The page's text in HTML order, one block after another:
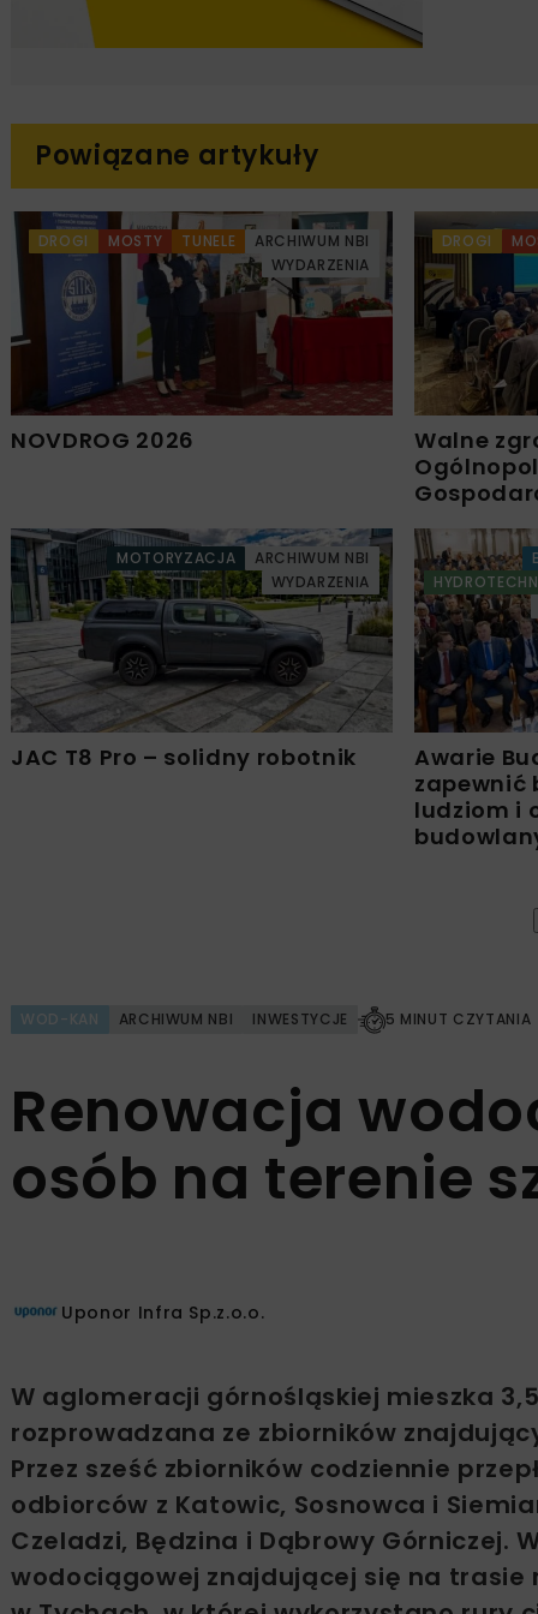
Powiązane artykuły
DROGI MOSTY TUNELE
ARCHIWUM NBI
WYDARZENIA
NOVDROG 2026
DROGI
Walne
MOTORYZACJA
ARCHIWUM NBI
WYDARZENIA
JAC T8 Pro – solidny robotnik
Awarie
zapewnić
ludziom i
WOD-KAN ARCHIWUM NBI INWESTYCJE 5 MINUT CZYTANIA
Renowacja
osób na terenie
Uponor Infra Sp.z.o.o.
W aglomeracji górnośląskiej mieszka
rozprowadzana ze zbiorników
Przez sześć zbiorników codziennie
odbiorców z Katowic, Sosnowca i
Czeladzi, Będzina i Dąbrowy Górniczej.
wodociągowej znajdującej się na